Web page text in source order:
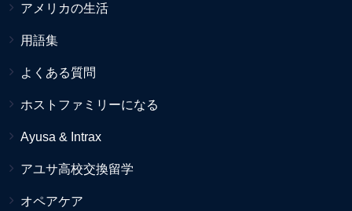
アメリカの生活
用語集
よくある質問
ホストファミリーになる
Ayusa & Intrax
アユサ高校交換留学
オペアケア